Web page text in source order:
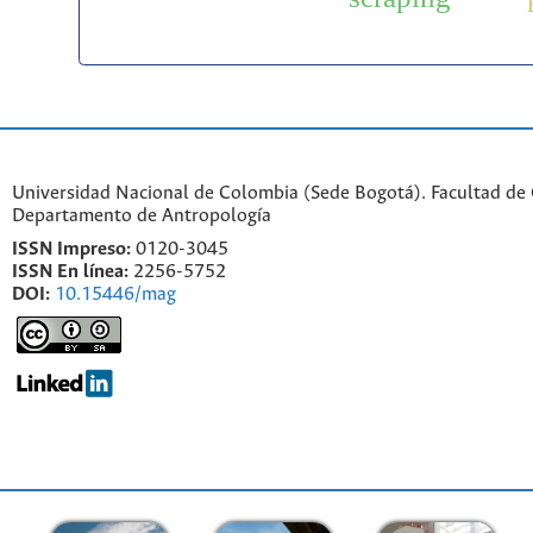
Universidad Nacional de Colombia (Sede Bogotá). Facultad de
Departamento de Antropología
ISSN Impreso: 0120-3045
ISSN En línea: 2256-5752
DOI: 10.15446/mag